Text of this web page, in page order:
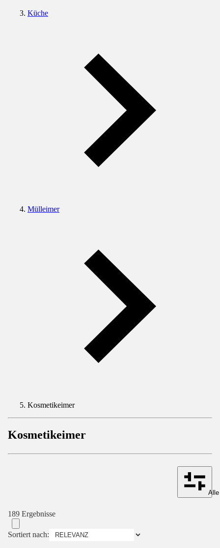
Küche
Mülleimer
Kosmetikeimer
Kosmetikeimer
189 Ergebnisse
Sortiert nach: